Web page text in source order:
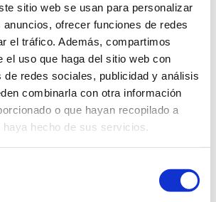
sitio web se usan para personalizar
ofrecer funciones de redes
el tráfico. Además, compartimos
el uso que haga del sitio web con
de redes sociales, publicidad y análisis
combinarla con otra información
o que hayan recopilado a
haya hecho de sus servicios.
a otras 51 personas en la
Busturialdea-Urdaibai, que
de jardinería y limpieza
equipamientos. Entre ellos
de Busturia,
la residencia del IFAS
(Gernika-Lumo), las